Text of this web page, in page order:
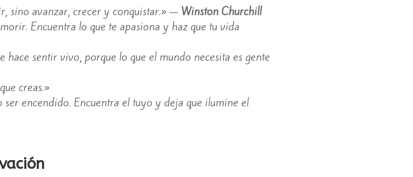
sino avanzar, crecer y conquistar.» — Winston Churchill
Encuentra lo que te apasiona y haz que tu vida
hace sentir vivo, porque lo que el mundo necesita es gente
creas.»
encendido. Encuentra el tuyo y deja que ilumine el